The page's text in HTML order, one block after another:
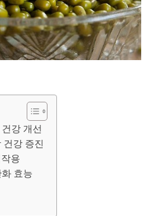
강 개선
건강 증진
용
효능